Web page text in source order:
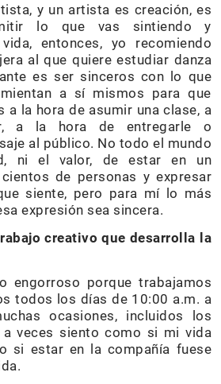
y un artista es creación, es
lo que vas sintiendo y
entonces, yo recomiendo
al que quiere estudiar danza
es ser sinceros con lo que
a sí mismos para que
a la hora de asumir una clase, a
a la hora de entregarle o
al público. No todo el mundo
ni el valor, de estar en un
de personas y expresar
siente, pero para mí lo más
expresión sea sincera.
creativo que desarrolla la
engorroso porque trabajamos
todos los días de 10:00 a.m. a
ocasiones, incluidos los
a veces siento como si mi vida
si estar en la compañía fuese